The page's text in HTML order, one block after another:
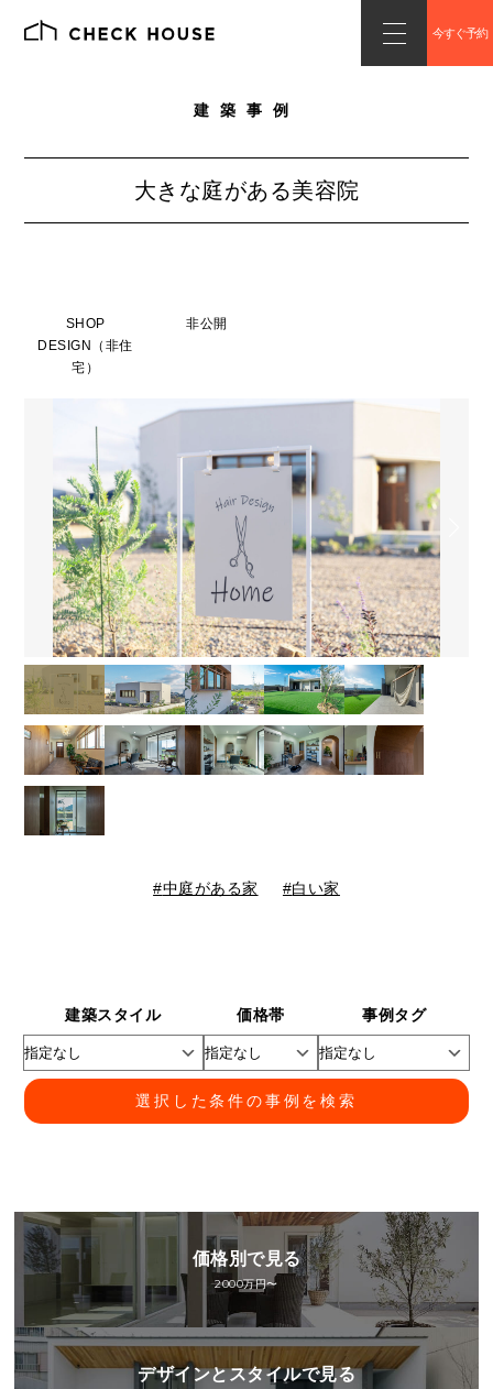
今すぐ予約
建築事例
大きな庭がある美容院
SHOP
DESIGN（非住
宅）
非公開
中庭がある家 白い家
建築スタイル 価格帯 事例タグ
選択した条件の事例を検索
価格別で見る
2000万円〜
デザインとスタイルで見る